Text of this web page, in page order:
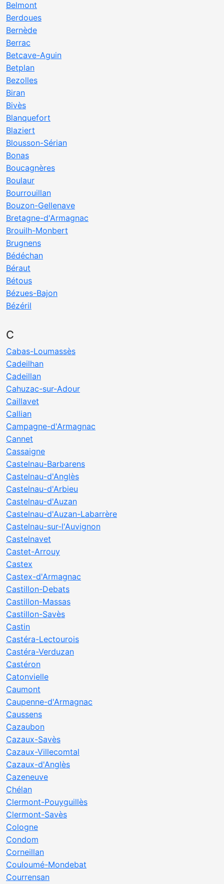
Belmont
Berdoues
Bernède
Berrac
Betcave-Aguin
Betplan
Bezolles
Biran
Bivès
Blanquefort
Blaziert
Blousson-Sérian
Bonas
Boucagnères
Boulaur
Bourrouillan
Bouzon-Gellenave
Bretagne-d'Armagnac
Brouilh-Monbert
Brugnens
Bédéchan
Béraut
Bétous
Bézues-Bajon
Bézéril
C
Cabas-Loumassès
Cadeilhan
Cadeillan
Cahuzac-sur-Adour
Caillavet
Callian
Campagne-d'Armagnac
Cannet
Cassaigne
Castelnau-Barbarens
Castelnau-d'Anglès
Castelnau-d'Arbieu
Castelnau-d'Auzan
Castelnau-d'Auzan-Labarrère
Castelnau-sur-l'Auvignon
Castelnavet
Castet-Arrouy
Castex
Castex-d'Armagnac
Castillon-Debats
Castillon-Massas
Castillon-Savès
Castin
Castéra-Lectourois
Castéra-Verduzan
Castéron
Catonvielle
Caumont
Caupenne-d'Armagnac
Caussens
Cazaubon
Cazaux-Savès
Cazaux-Villecomtal
Cazaux-d'Anglès
Cazeneuve
Chélan
Clermont-Pouyguillès
Clermont-Savès
Cologne
Condom
Corneillan
Couloumé-Mondebat
Courrensan